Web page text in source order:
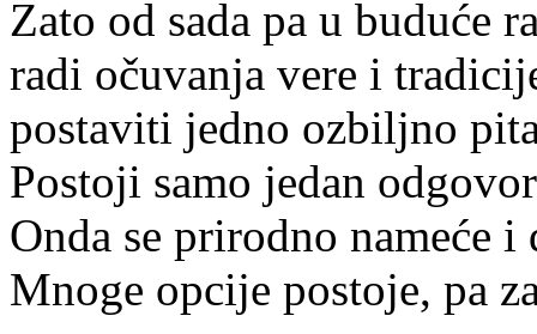
Zato od sada pa u buduće
radi očuvanja vere i
postaviti jedno ozbiljno
Postoji samo jedan
Onda se prirodno nameće
Mnoge opcije postoje, pa